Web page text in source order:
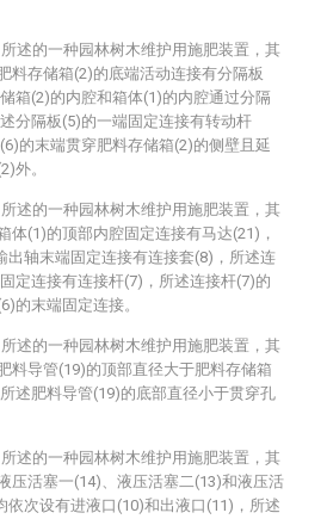
述的一种园林树木维护用施肥装置，其
料存储箱(2)的底端活动连接有分隔板
箱(2)的内腔和箱体(1)的内腔通过分隔
分隔板(5)的一端固定连接有转动杆
的末端贯穿肥料存储箱(2)的侧壁且延
外。
述的一种园林树木维护用施肥装置，其
体(1)的顶部内腔固定连接有马达(21)，
出轴末端固定连接有连接套(8)，所述连
定连接有连接杆(7)，所述连接杆(7)的
的末端固定连接。
述的一种园林树木维护用施肥装置，其
料导管(19)的顶部直径大于肥料存储箱
述肥料导管(19)的底部直径小于贯穿孔
述的一种园林树木维护用施肥装置，其
压活塞一(14)、液压活塞二(13)和液压活
依次设有进液口(10)和出液口(11)，所述